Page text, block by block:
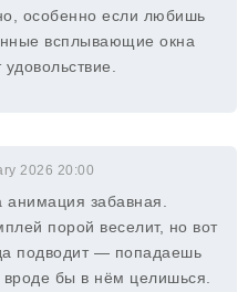
особенно если любишь
всплывающие окна
2026 20:00
анимация забавная.
порой веселит, но вот
подводит — попадаешь
бы в нём целишься.